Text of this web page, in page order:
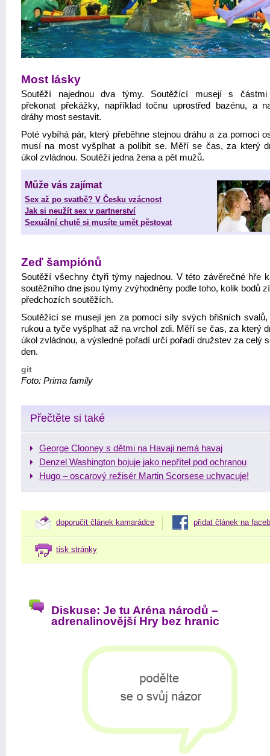
Most lásky
Soutěží najednou dva týmy. Soutěžící musejí s částmi
překonat překážky, například točnu uprostřed bazénu, a
dráhy most sestavit.
Poté vybíhá pár, který přeběhne stejnou dráhu a za pomoci
musí na most vyšplhat a políbit se. Měří se čas, za který
úkol zvládnou. Soutěží jedna žena a pět mužů.
Může vás zajímat
Sex až po svatbě? V Česku vzácnost
Jak si neužít sex v partnerství
Sexuální chutě si musíte umět pěstovat
Zeď šampiónů
Soutěží všechny čtyři týmy najednou. V této závěrečné hře
soutěžního dne jsou týmy zvýhodněny podle toho, kolik bodů
předchozích soutěžích.
Soutěžící se musejí jen za pomocí síly svých břišních svalů,
rukou a tyče vyšplhat až na vrchol zdi. Měří se čas, za který
úkol zvládnou, a výsledné pořadí určí pořadí družstev za celý
den.
git
Foto: Prima family
Přečtěte si také
George Clooney s dětmi na Havaji nemá havaj
Denzel Washington bojuje jako nepřítel pod ochranou
Hugo – oscarový režisér Martin Scorsese uchvacuje!
doporučit článek kamarádce přidat článek na
tisk stránky
Diskuse: Je tu Aréna národů –
adrenalinovější Hry bez hranic